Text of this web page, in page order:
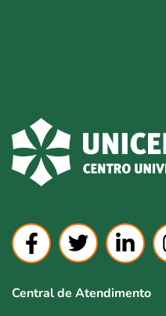
Central de Atendimento